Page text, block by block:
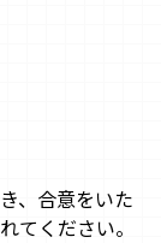
、合意をいた
てください。